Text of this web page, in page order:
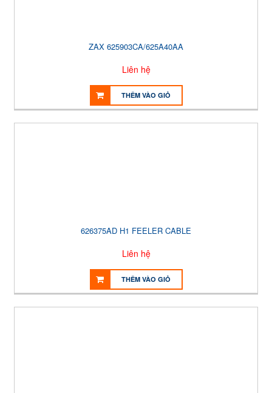
ZAX 625903CA/625A40AA
Liên hệ
THÊM VÀO GIỎ
626375AD H1 FEELER CABLE
Liên hệ
THÊM VÀO GIỎ